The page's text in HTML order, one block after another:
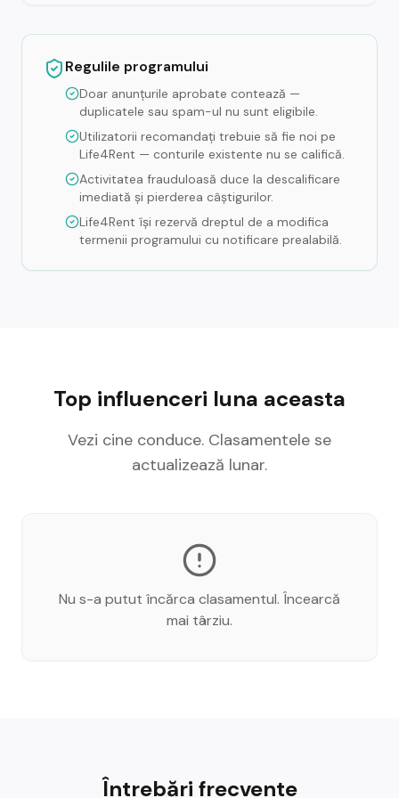
Regulile programului
Doar anunțurile aprobate contează —
duplicatele sau spam-ul nu sunt eligibile.
Utilizatorii recomandați trebuie să fie noi pe
Life4Rent — conturile existente nu se califică.
Activitatea frauduloasă duce la descalificare
imediată și pierderea câștigurilor.
Life4Rent își rezervă dreptul de a modifica
termenii programului cu notificare prealabilă.
Top influenceri luna aceasta
Vezi cine conduce. Clasamentele se
actualizează lunar.
Nu s-a putut încărca clasamentul. Încearcă
mai târziu.
Întrebări frecvente